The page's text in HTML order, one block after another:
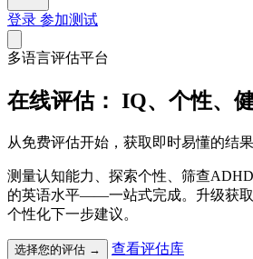
登录 参加测试
多语言评估平台
在线评估： IQ、个性、
从免费评估开始，获取即时易懂的结果
测量认知能力、探索个性、筛查
的英语水平——一站式完成。升级获
个性化下一步建议。
选择您的评估 → 查看评估库